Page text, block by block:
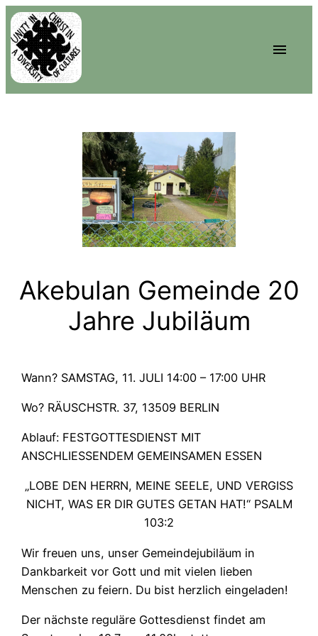
Akebulan Gemeinde 20
Jahre Jubiläum
Wann? SAMSTAG, 11. JULI 14:00 – 17:00 UHR
Wo? RÄUSCHSTR. 37, 13509 BERLIN
Ablauf: FESTGOTTESDIENST MIT
ANSCHLIESSENDEM GEMEINSAMEN ESSEN
„LOBE DEN HERRN, MEINE SEELE, UND VERGISS
NICHT, WAS ER DIR GUTES GETAN HAT!“ PSALM
103:2
Wir freuen uns, unser Gemeindejubiläum in
Dankbarkeit vor Gott und mit vielen lieben
Menschen zu feiern. Du bist herzlich eingeladen!
Der nächste reguläre Gottesdienst findet am